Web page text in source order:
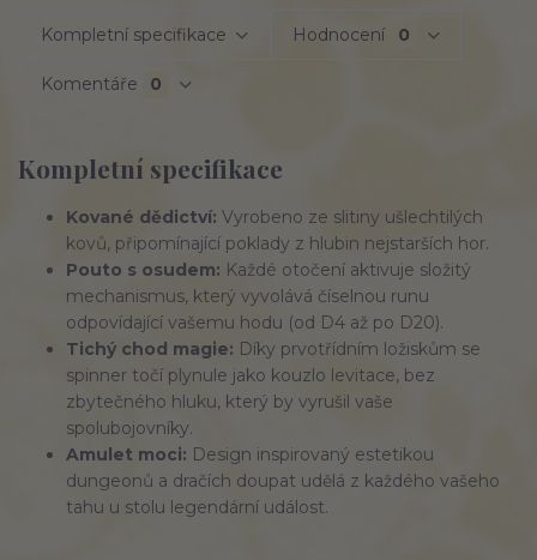
Kompletní specifikace Hodnocení 0
Komentáře 0
Kompletní specifikace
Kované dědictví: Vyrobeno ze slitiny ušlechtilých
kovů, připomínající poklady z hlubin nejstarších hor.
Pouto s osudem: Každé otočení aktivuje složitý
mechanismus, který vyvolává číselnou runu
odpovídající vašemu hodu (od D4 až po D20).
Tichý chod magie: Díky prvotřídním ložiskům se
spinner točí plynule jako kouzlo levitace, bez
zbytečného hluku, který by vyrušil vaše
spolubojovníky.
Amulet moci: Design inspirovaný estetikou
dungeonů a dračích doupat udělá z každého vašeho
tahu u stolu legendární událost.